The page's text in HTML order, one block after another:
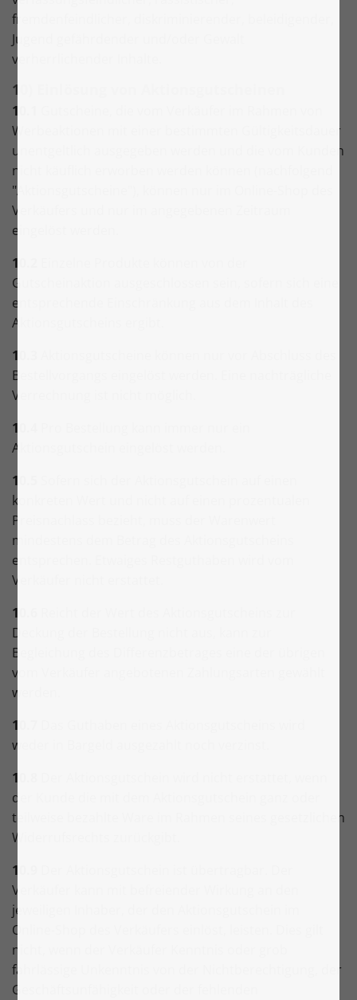
fremdenfeindlicher, diskriminierender, beleidigender,
Jugend gefährdender und/oder Gewalt
verherrlichender Inhalte.
10) Einlösung von Aktionsgutscheinen
10.1
Werbeaktionen mit einer bestimmten Gültigkeitsdauer
unentgeltlich ausgegeben werden und die vom Kunden
nicht käuflich erworben werden können (nachfolgend
"Aktionsgutscheine"), können nur im Online-Shop des
Verkäufers und nur im angegebenen Zeitraum
eingelöst werden.
10.2
Gutscheinaktion ausgeschlossen sein, sofern sich eine
entsprechende Einschränkung aus dem Inhalt des
Aktionsgutscheins ergibt.
10.3
Bestellvorgangs eingelöst werden. Eine nachträgliche
Verrechnung ist nicht möglich.
10.4
Aktionsgutschein eingelöst werden.
10.5
konkreten Wert und nicht auf einen prozentualen
Preisnachlass bezieht, muss der Warenwert
mindestens dem Betrag des Aktionsgutscheins
entsprechen. Etwaiges Restguthaben wird vom
Verkäufer nicht erstattet.
10.6
Deckung der Bestellung nicht aus, kann zur
Begleichung des Differenzbetrages eine der übrigen
vom Verkäufer angebotenen Zahlungsarten gewählt
werden.
10.7
weder in Bargeld ausgezahlt noch verzinst.
10.8
der Kunde die mit dem Aktionsgutschein ganz oder
teilweise bezahlte Ware im Rahmen seines gesetzlichen
Widerrufsrechts zurückgibt.
10.9
Verkäufer kann mit befreiender Wirkung an den
jeweiligen Inhaber, der den Aktionsgutschein im
Online-Shop des Verkäufers einlöst, leisten. Dies gilt
nicht, wenn der Verkäufer Kenntnis oder grob
fahrlässige Unkenntnis von der Nichtberechtigung, der
Geschäftsunfähigkeit oder der fehlenden